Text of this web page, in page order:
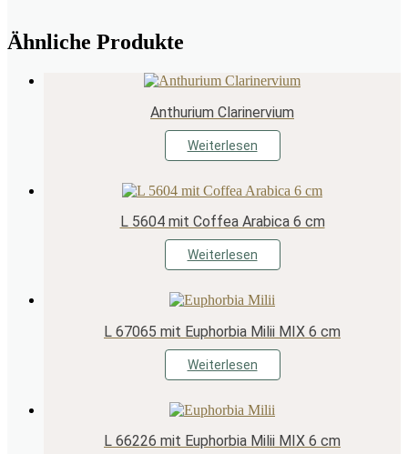
Ähnliche Produkte
Anthurium Clarinervium
Weiterlesen
L 5604 mit Coffea Arabica 6 cm
Weiterlesen
L 67065 mit Euphorbia Milii MIX 6 cm
Weiterlesen
L 66226 mit Euphorbia Milii MIX 6 cm